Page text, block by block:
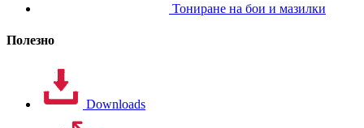
Тониране на бои и мазилки
Полезно
Downloads